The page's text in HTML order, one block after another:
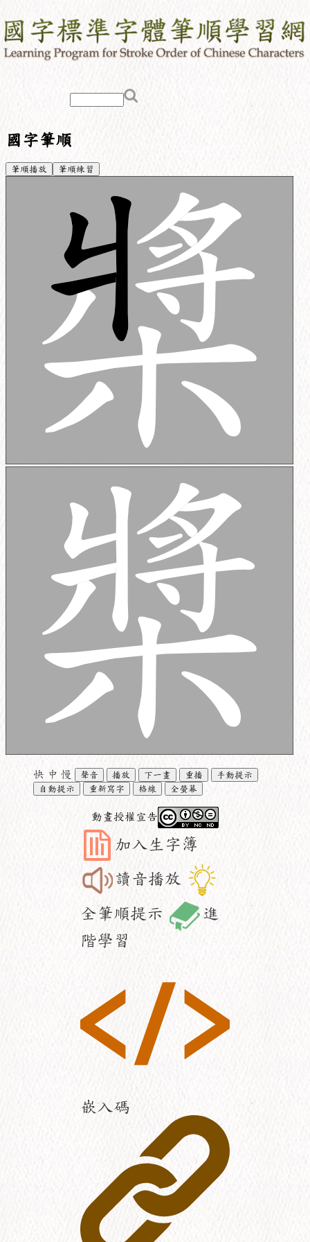
國字筆順
筆順播放 筆順練習
快 中 慢 聲音 播放 下一畫 重播
手動提示
自動提示
重新寫字 格線 全螢幕
動畫授權宣告
加入生字簿
讀音播放
全筆順提示
進
階學習
嵌入碼